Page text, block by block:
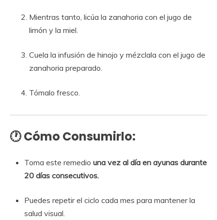
Mientras tanto, licúa la zanahoria con el jugo de
limón y la miel.
Cuela la infusión de hinojo y mézclala con el jugo de
zanahoria preparado.
Tómalo fresco.
🕐Cómo Consumirlo:
Toma este remedio una vez al día en ayunas durante
20 días consecutivos.
Puedes repetir el ciclo cada mes para mantener la
salud visual.